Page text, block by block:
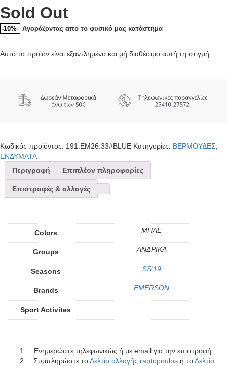
Sold Out
-10% Αγοράζοντας απο το φυσικό μας κατάστημα
Αυτό το προϊόν είναι εξαντλημένο και μή διαθέσιμο αυτή τη στιγμή.
Κωδικός προϊόντος: 191.EM26.33#BLUE Κατηγορίες: ΒΕΡΜΟΥΔΕΣ
ΕΝΔΥΜΑΤΑ
Περιγραφή
Επιπλέον πληροφορίες
Επιστροφές & αλλαγές
Colors ΜΠΛΕ
Groups ΑΝΔΡΙΚΑ
Seasons SS'19
Brands EMERSON
Sport Activites
Ενημερώστε τηλεφωνικώς ή με email για την επιστροφή.
Συμπληρώστε τοΔελτίο αλλαγής raptopoulosή τοΔελτίο